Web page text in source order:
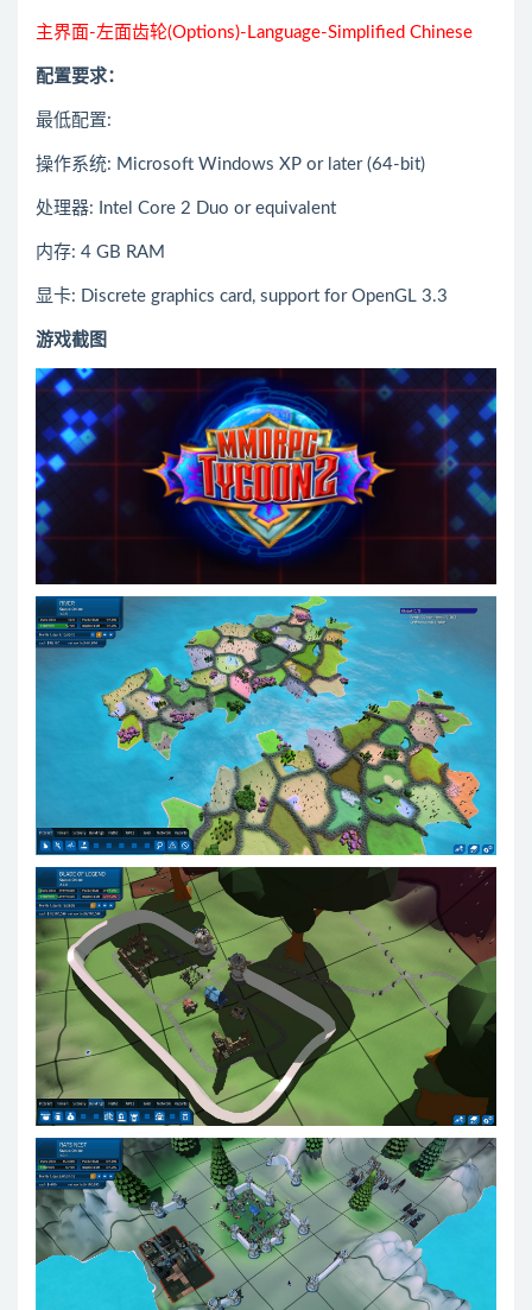
主界面-左面齿轮(Options)-Language-Simplified Chinese
配置要求：
最低配置:
操作系统: Microsoft Windows XP or later (64-bit)
处理器: Intel Core 2 Duo or equivalent
内存: 4 GB RAM
显卡: Discrete graphics card, support for OpenGL 3.3
游戏截图